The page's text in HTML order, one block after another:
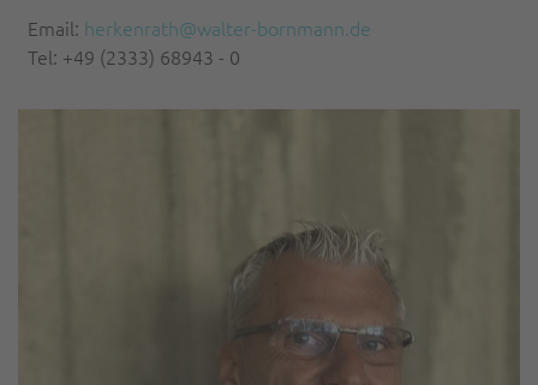
Email: herkenrath@walter-bornmann.de
Tel: +49 (2333) 68943 - 0